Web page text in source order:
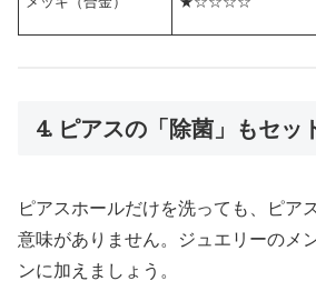
4. ピアスの「除菌」もセッ
ピアスホールだけを洗っても、ピア
意味がありません。ジュエリーのメ
ンに加えましょう。